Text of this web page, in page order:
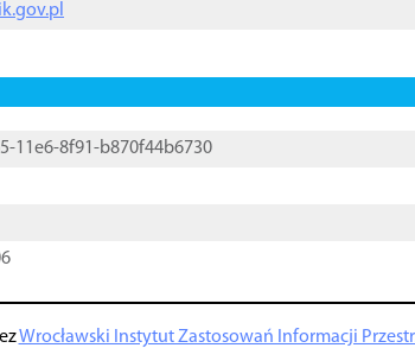
11e6-8f91-b870f44b6730
Wrocławski Instytut Zastosowań Informacji